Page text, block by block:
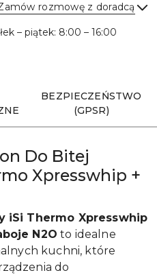
rozmowę z doradcą
– piątek: 8:00 – 16:00
BEZPIECZEŃSTWO
(GPSR)
Do Bitej
Xpresswhip +
iSi Thermo Xpresswhip
N2O to idealne
kuchni, które
do